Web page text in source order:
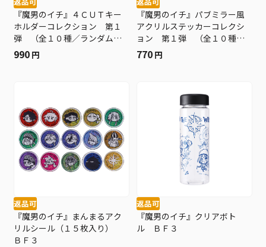
『魔男のイチ』４ＣＵＴキー
ホルダーコレクション 第１
弾 （全１０種／ランダム１
種入り） ＢＦ３
990 円
『魔男のイチ』パブミラー風
アクリルステッカーコレクシ
ョン 第１弾 （全１０種／
ランダム１種入り） ＢＦ３
770 円
返品可
『魔男のイチ』まんまるアク
リルシール（１５枚入り）
ＢＦ３
返品可
『魔男のイチ』クリアボト
ル ＢＦ３